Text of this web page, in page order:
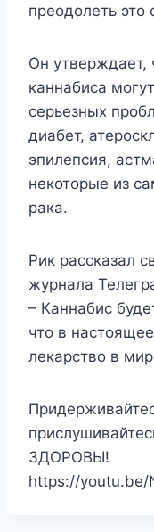
преодолеть это
Он утверждает,
каннабиса
серьезных
диабет,
эпилепсия,
некоторые из
рака.
Рик рассказал
журнала
– Каннабис
что в
лекарство в
ЗДОРОВЫ!
https://youtu.be/